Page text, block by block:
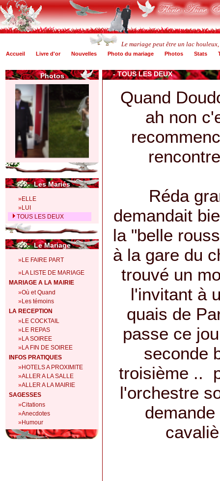
Le mariage peut être un lac
Accueil Livre d'or Nouvelles Photo du mariage Photos Stats
Photos
Les Mariés
»ELLE
»LUI
TOUS LES DEUX
Le Mariage
»LE FAIRE PART
»LA LISTE DE MARIAGE
MARIAGE A LA MAIRIE
»Où et Quand
»Les témoins
LA RECEPTION
»LE COCKTAIL
»LE REPAS
»LA SOIREE
»LA FIN DE SOIREE
INFOS PRATIQUES
»HOTELS A PROXIMITE
»ALLER A LA SALLE
»ALLER A LA MAIRIE
SAGESSES
»Citations
»Anecdotes
»Humour
-TOUS LES DEUX
Quand
ah non
Réda
demandait
la "belle
à la gare du
trouvé un
l'invitant à
quais de
passe ce
seconde
troisième ..
l'orchestre